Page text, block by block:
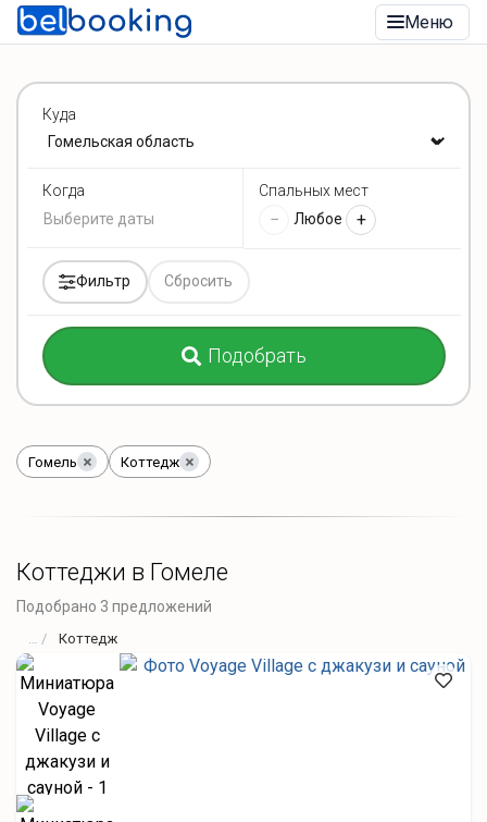
Меню
Куда
Когда Спальных мест
− Любое +
Фильтр Сбросить
Подобрать
Гомель Коттедж
Коттеджи в Гомеле
Подобрано 3 предложений
Коттедж